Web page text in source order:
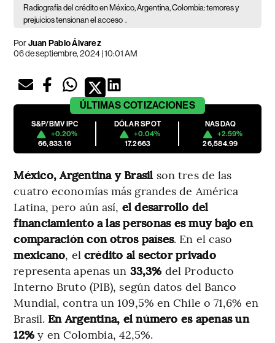
Radiografía del crédito en México, Argentina, Colombia: temores y
prejuicios tensionan el acceso .
PorJuan Pablo Álvarez
06 de septiembre, 2024 | 10:01 AM
ÚLTIMAS COTIZACIONES
S&P/BMV IPC
+0.20%
66,833.16
DÓLAR SPOT
+0.04%
17.2663
NASDAQ
+2.59%
26,584.99
México, Argentina y Brasil son tres de las
cuatro economías más grandes de América
Latina, pero aún así, el desarrollo del
financiamiento a las personas es muy bajo en
comparación con otros países. En el caso
mexicano, el crédito al sector privado
representa apenas un 33,3% del Producto
Interno Bruto (PIB), según datos del Banco
Mundial, contra un 109,5% en Chile o 71,6% en
Brasil. En Argentina, el número es apenas un
12%y en Colombia, 42,5%.